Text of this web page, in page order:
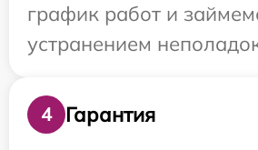
график работ и
устранением
4
Гарантия